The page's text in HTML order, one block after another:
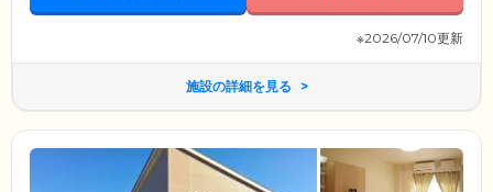
※2026/07/10更新
施設の詳細を見る